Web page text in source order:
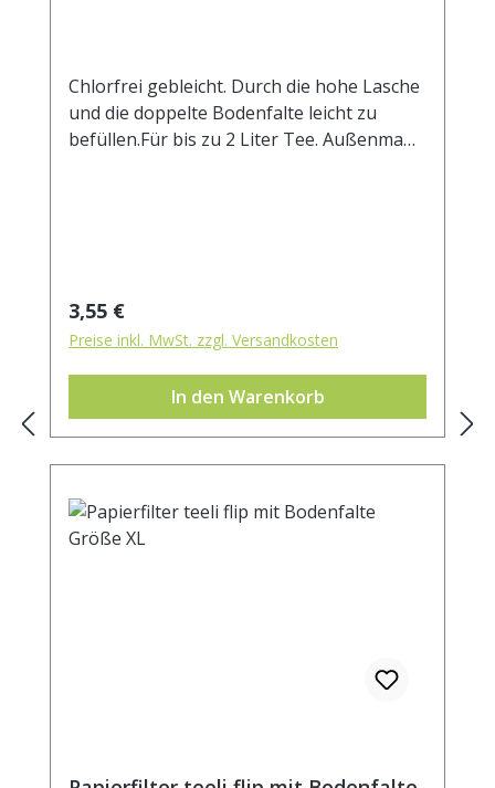
Chlorfrei gebleicht. Durch die hohe Lasche
und die doppelte Bodenfalte leicht zu
befüllen.Für bis zu 2 Liter Tee. Außenmaß
Regulärer Preis:
3,55 €
Preise inkl. MwSt. zzgl. Versandkosten
In den Warenkorb